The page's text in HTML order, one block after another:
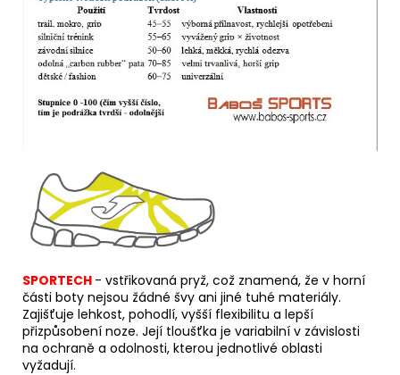
SPORTECH - vstřikovaná pryž, což znamená, že v horní
části boty nejsou žádné švy ani jiné tuhé materiály.
Zajišťuje lehkost, pohodlí, vyšší flexibilitu a lepší
přizpůsobení noze. Její tloušťka je variabilní v závislosti
na ochraně a odolnosti, kterou jednotlivé oblasti
vyžadují.